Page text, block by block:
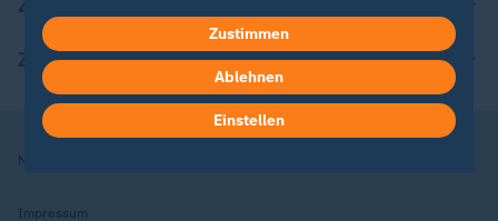
ZDFheute Apps
Nutzungsbedingungen
Impressum
Hier findest du das Impressum.
Weitere Informationen findest du in unserer
Datenschutzerklärung.
Zustimmen
Ablehnen
Einstellen